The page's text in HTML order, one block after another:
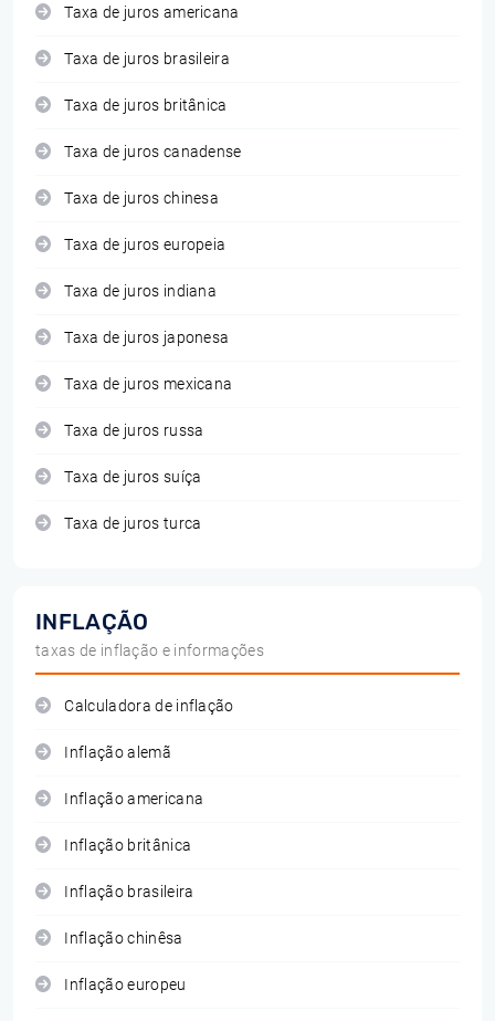
Taxa de juros americana
Taxa de juros brasileira
Taxa de juros britânica
Taxa de juros canadense
Taxa de juros chinesa
Taxa de juros europeia
Taxa de juros indiana
Taxa de juros japonesa
Taxa de juros mexicana
Taxa de juros russa
Taxa de juros suíça
Taxa de juros turca
INFLAÇÃO
taxas de inflação e informações
Calculadora de inflação
Inflação alemã
Inflação americana
Inflação britânica
Inflação brasileira
Inflação chinêsa
Inflação europeu